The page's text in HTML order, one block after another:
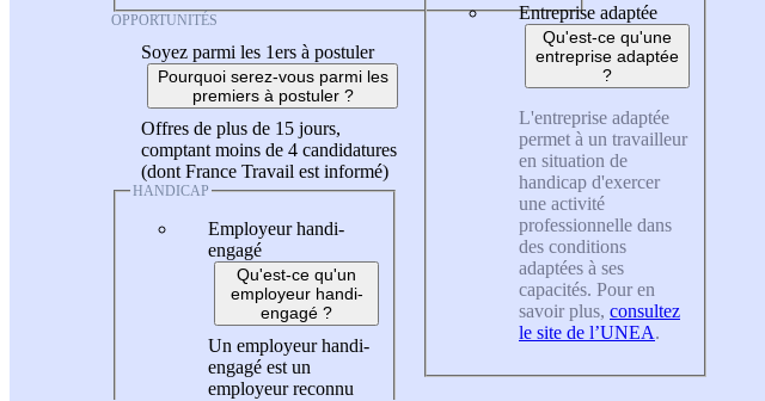
OPPORTUNITÉS
Soyez parmi les 1ers à postuler
Pourquoi serez-vous parmi les
premiers à postuler ?
Offres de plus de 15 jours,
comptant moins de 4 candidatures
(dont France Travail est informé)
HANDICAP
Employeur handi-
engagé
Qu'est-ce qu'un
employeur handi-
engagé ?
Un employeur handi-
engagé est un
employeur reconnu
Entreprise adaptée
Qu'est-ce qu'une
entreprise adaptée
?
L'entreprise adaptée
permet à un travailleur
en situation de
handicap d'exercer
une activité
professionnelle dans
des conditions
adaptées à ses
capacités. Pour en
savoir plus, consultez
le site de l’UNEA.